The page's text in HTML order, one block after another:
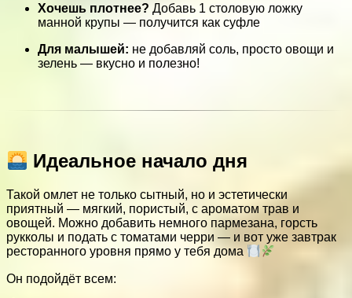
Хочешь плотнее? Добавь 1 столовую ложку
манной крупы — получится как суфле
Для малышей: не добавляй соль, просто овощи и
зелень — вкусно и полезно!
Идеальное начало дня
Такой омлет не только сытный, но и эстетически
приятный — мягкий, пористый, с ароматом трав и
овощей. Можно добавить немного пармезана, горсть
рукколы и подать с томатами черри — и вот уже завтрак
ресторанного уровня прямо у тебя дома
Он подойдёт всем: